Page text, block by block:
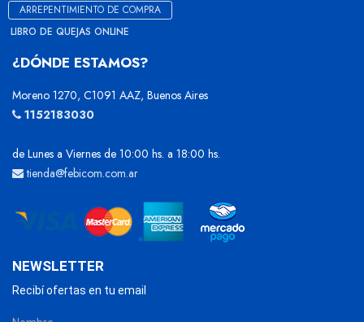
ARREPENTIMIENTO DE COMPRA
LIBRO DE QUEJAS ONLINE
¿DÓNDE ESTAMOS?
Moreno 1270, C1091 AAZ, Buenos Aires
1152183030
de Lunes a Viernes de 10:00 hs. a 18:00 hs.
tienda@febicom.com.ar
NEWSLETTER
Recibí ofertas en tu email